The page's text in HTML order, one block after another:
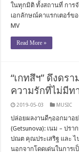
ในทุกมิติ ทั้งสถานที่ การ
เอกลักษณ์คาแรกเตอร์ข
MV
Read More »
“เกทสึฯ” ดึงดร
ความรักที่ไม่มีท
2019-05-03 MUSIC
ปล่อยผลงานดีๆออกมาอย่
(Getsunova): เนม – ปร
ปณต คุณประเสริฐ และ
นอกจากโดดเด่นในการเ